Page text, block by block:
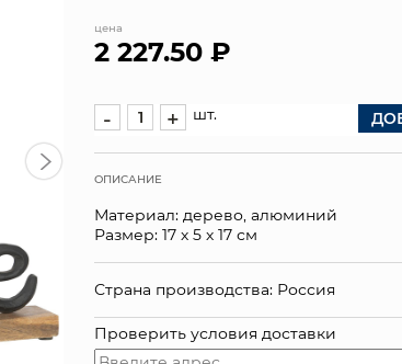
цена
2 227.50 ₽
- + шт.
ОПИСАНИЕ
Материал: дерево, алюминий
Размер: 17 х 5 х 17 см
Страна производства: Россия
Проверить условия доставки